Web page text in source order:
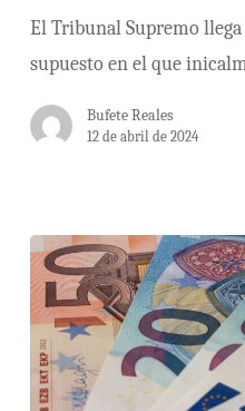
El Tribunal Supremo
supuesto en el que
Bufete Reales
12 de abril de 2024